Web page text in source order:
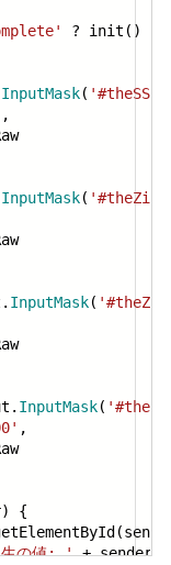
? init() :
InputMask( '#theSSN'
,
InputMask( '#theZip'
InputMask(
InputMask(
,
{
の値: '+